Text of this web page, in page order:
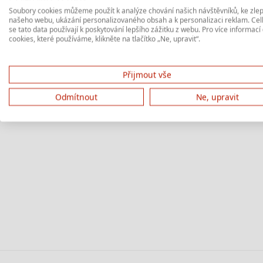
Soubory cookies můžeme použít k analýze chování našich návštěvníků, ke
našeho webu, ukázání personalizovaného obsah a k personalizaci reklam.
se tato data používají k poskytování lepšího zážitku z webu. Pro více informací
cookies, které používáme, klikněte na tlačítko „Ne, upravit“.
Přijmout vše
Odmítnout
Ne, upravit